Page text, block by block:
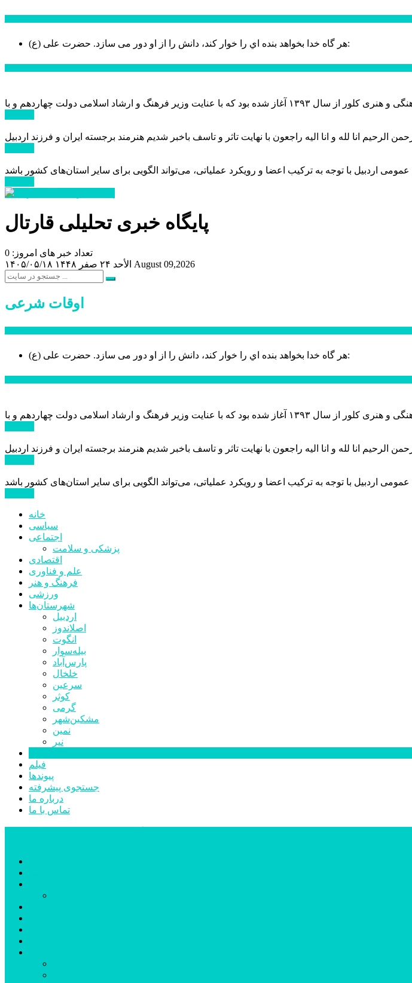
هر گاه خدا بخواهد بنده اي را خوار كند، دانش را از او دور می سازد.حضرت علی (ع):
پایگاه خبری تحلیلی قارتال
تعداد خبر های امروز: 0
۱۴۰۵/۰۵/۱۸
الأحد ۲۴ صفر ۱۴۴۸ August 09,2026
اوقات شرعی
هر گاه خدا بخواهد بنده اي را خوار كند، دانش را از او دور می سازد.حضرت علی (ع):
خانه
سیاسی
اجتماعی
پزشکی و سلامت
اقتصادی
علم و فناوری
فرهنگ و هنر
ورزشی
شهرستان‌ها
اردبیل
اصلاندوز
انگوت
بیله‌سوار
پارس‌آباد
خلخال
سرعین
کوثر
گرمی
مشکین‌شهر
نمین
نیر
فیلم
پیوندها
جستجوی پیشرفته
درباره ما
تماس با ما